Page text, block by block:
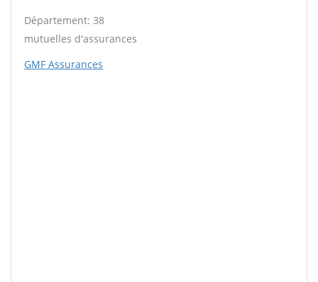
Département: 38
mutuelles d'assurances
GMF Assurances